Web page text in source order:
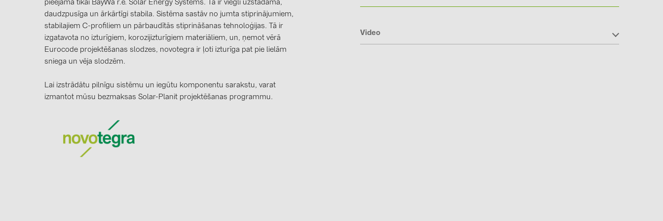
pieejama tikai BayWa r.e. Solar Energy Systems. Tā ir viegli uzstādāma,
daudzpusīga un ārkārtīgi stabila. Sistēma sastāv no jumta stiprinājumiem,
stabilajiem C-profiliem un pārbaudītās stiprināšanas tehnoloģijas. Tā ir
izgatavota no izturīgiem, korozijizturīgiem materiāliem, un, ņemot vērā
Eurocode projektēšanas slodzes, novotegra ir ļoti izturīga pat pie lielām
sniega un vēja slodzēm.
Lai izstrādātu pilnīgu sistēmu un iegūtu komponentu sarakstu, varat
izmantot mūsu bezmaksas Solar-Planit projektēšanas programmu.
Video